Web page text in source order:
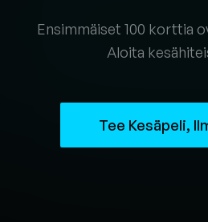
Ensimmäiset 100 korttia
Aloita
Tee Kesäpeli,